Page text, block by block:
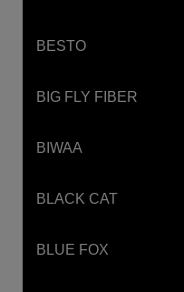
BESTO
BIG FLY FIBER
BIWAA
BLACK CAT
BLUE FOX